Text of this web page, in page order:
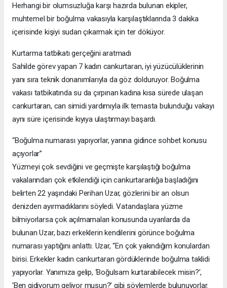
Herhangi bir olumsuzluğa karşı hazırda bulunan ekipler,
muhtemel bir boğulma vakasıyla karşılaştıklarında 3 dakika
içerisinde kişiyi sudan çıkarmak için ter döküyor.
Kurtarma tatbikatı gerçeğini aratmadı
Sahilde görev yapan 7 kadın cankurtaran, iyi yüzücülüklerinin
yanı sıra teknik donanımlarıyla da göz dolduruyor. Boğulma
vakası tatbikatında su da çırpınan kadına kısa sürede ulaşan
cankurtaran, can simidi yardımıyla ilk temasta bulunduğu vakayı
aynı süre içerisinde kıyıya ulaştırmayı başardı.
“Boğulma numarası yapıyorlar, yanına gidince sohbet konusu
açıyorlar”
Yüzmeyi çok sevdiğini ve geçmişte karşılaştığı boğulma
vakalarından çok etkilendiği için cankurtaranlığa başladığını
belirten 22 yaşındaki Perihan Uzar, gözlerini bir an olsun
denizden ayırmadıklarını söyledi. Vatandaşlara yüzme
bilmiyorlarsa çok açılmamaları konusunda uyarılarda da
bulunan Uzar, bazı erkeklerin kendilerini görünce boğulma
numarası yaptığını anlattı. Uzar, “En çok yakındığım konulardan
birisi. Erkekler kadın cankurtaran gördüklerinde boğulma taklidi
yapıyorlar. Yanımıza gelip, ‘Boğulsam kurtarabilecek misin?’,
‘Ben gidiyorum geliyor musun?’ gibi söylemlerde bulunuyorlar.